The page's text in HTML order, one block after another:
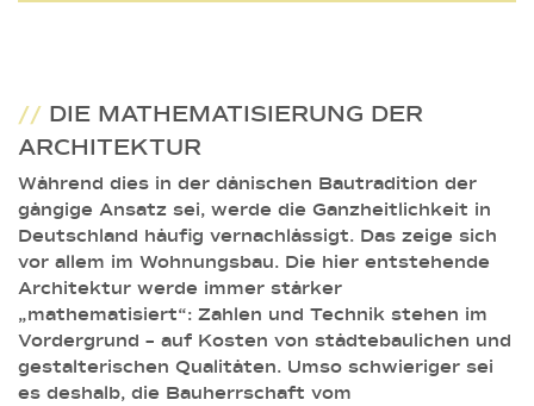
// DIE MATHEMATISIERUNG DER
ARCHITEKTUR
Während dies in der dänischen Bautradition der
gängige Ansatz sei, werde die Ganzheitlichkeit in
Deutschland häufig vernachlässigt. Das zeige sich
vor allem im Wohnungsbau. Die hier entstehende
Architektur werde immer stärker
„mathematisiert“: Zahlen und Technik stehen im
Vordergrund – auf Kosten von städtebaulichen und
gestalterischen Qualitäten. Umso schwieriger sei
es deshalb, die Bauherrschaft vom